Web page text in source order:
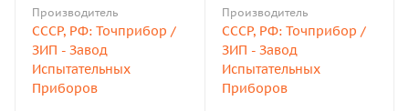
Производитель
СССР, РФ: Точприбор /
ЗИП - Завод
Испытательных
Приборов
Производитель
СССР, РФ: Точприбор /
ЗИП - Завод
Испытательных
Приборов